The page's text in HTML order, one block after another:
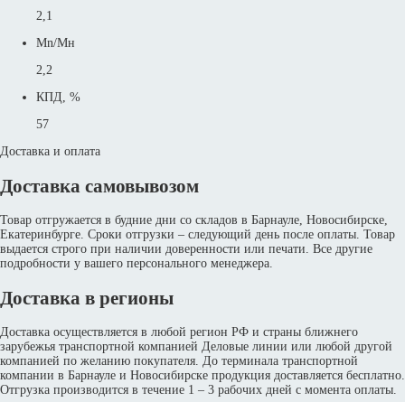
2,1
Mn/Mн
2,2
КПД, %
57
Доставка и оплата
Доставка самовывозом
Товар отгружается в будние дни со складов в Барнауле, Новосибирске,
Екатеринбурге. Сроки отгрузки – следующий день после оплаты. Товар
выдается строго при наличии доверенности или печати. Все другие
подробности у вашего персонального менеджера.
Доставка в регионы
Доставка осуществляется в любой регион РФ и страны ближнего
зарубежья транспортной компанией Деловые линии или любой другой
компанией по желанию покупателя. До терминала транспортной
компании в Барнауле и Новосибирске продукция доставляется бесплатно.
Отгрузка производится в течение 1 – 3 рабочих дней с момента оплаты.